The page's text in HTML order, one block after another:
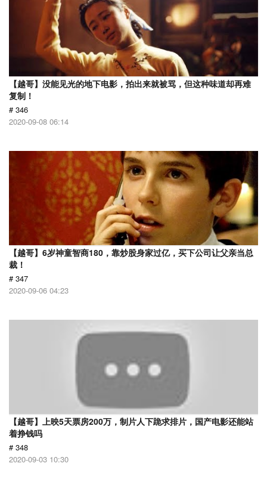
【越哥】没能见光的地下电影，拍出来就被骂，但这种味道却再难
复制！
# 346
2020-09-08 06:14
【越哥】6岁神童智商180，靠炒股身家过亿，买下公司让父亲当总
裁！
# 347
2020-09-06 04:23
【越哥】上映5天票房200万，制片人下跪求排片，国产电影还能站
着挣钱吗
# 348
2020-09-03 10:30